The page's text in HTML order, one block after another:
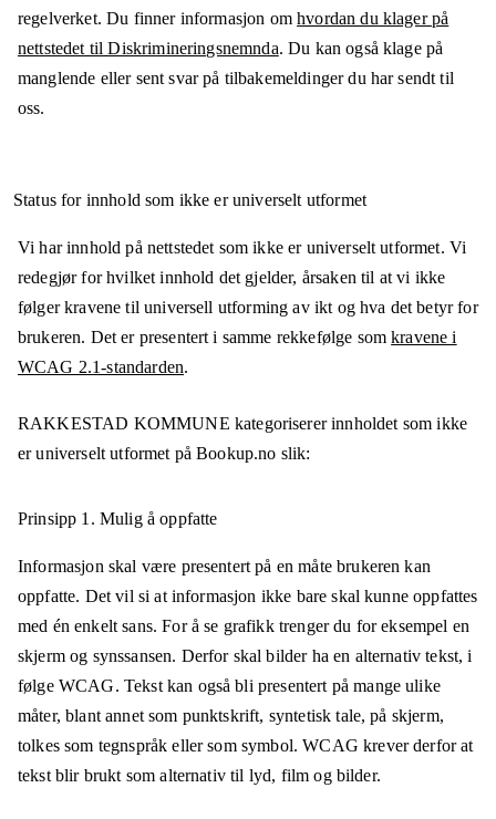
regelverket. Du finner informasjon omhvordan du klager på
nettstedet til Diskrimineringsnemnda. Du kan også klage på
manglende eller sent svar på tilbakemeldinger du har sendt til
oss.
Status for innhold som ikke er universelt utformet
Vi har innhold på nettstedet som ikke er universelt utformet. Vi
redegjør for hvilket innhold det gjelder, årsaken til at vi ikke
følger kravene til universell utforming av ikt og hva det betyr for
brukeren. Det er presentert i samme rekkefølge somkravene i
WCAG 2.1-standarden.
RAKKESTAD KOMMUNE kategoriserer innholdet som ikke
er universelt utformet påBookup.no slik:
Prinsipp 1. Mulig å oppfatte
Informasjon skal være presentert på en måte brukeren kan
oppfatte. Det vil si at informasjon ikke bare skal kunne oppfattes
med én enkelt sans. For å se grafikk trenger du for eksempel en
skjerm og synssansen. Derfor skal bilder ha en alternativ tekst, i
følge WCAG. Tekst kan også bli presentert på mange ulike
måter, blant annet som punktskrift, syntetisk tale, på skjerm,
tolkes som tegnspråk eller som symbol. WCAG krever derfor at
tekst blir brukt som alternativ til lyd, film og bilder.